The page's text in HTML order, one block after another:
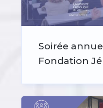
Soirée
Fondation